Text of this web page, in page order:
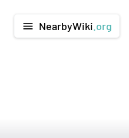
menu NearbyWiki .org